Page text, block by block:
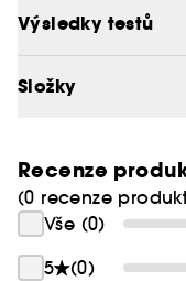
vlasů a
silnější a
Výsledky testů
Složky
Recenze
(0 recenze
Vše (0)
5
(0)